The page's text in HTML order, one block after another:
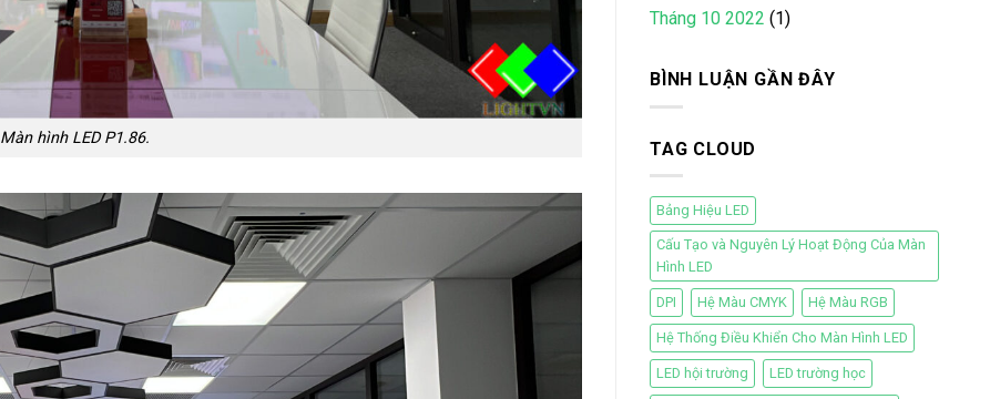
Màn hình LED P1.86.
Tháng 10 2022 (1)
BÌNH LUẬN GẦN ĐÂY
TAG CLOUD
Bảng Hiệu LED
Cấu Tạo và Nguyên Lý Hoạt Động Của Màn
Hình LED
DPI Hệ Màu CMYK Hệ Màu RGB
Hệ Thống Điều Khiển Cho Màn Hình LED
LED hội trường LED trường học